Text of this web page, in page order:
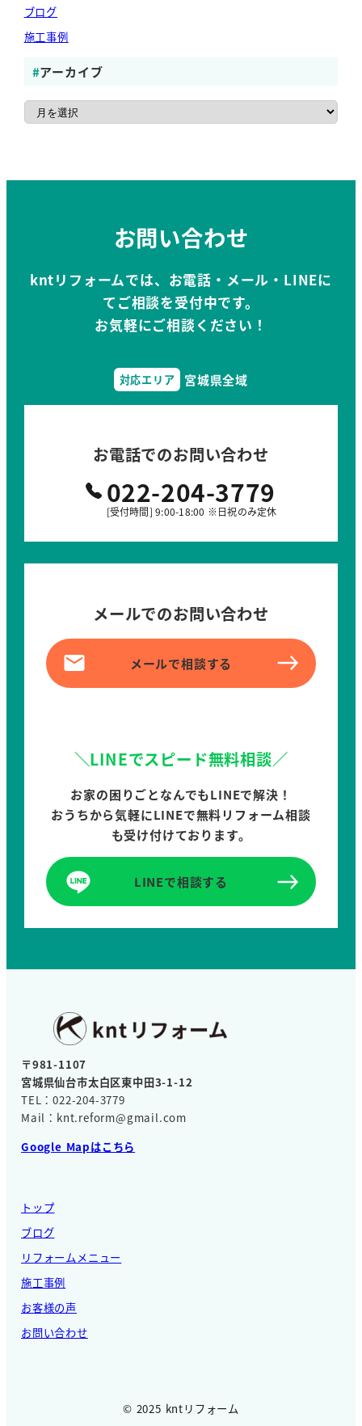
ブログ
施工事例
アーカイブ
ア
ー
ブ
お問い合わせ
kntリフォームでは、お電話・メール・LINEに
てご相談を受付中です。
お気軽にご相談ください！
対応エリア 宮城県全域
お電話でのお問い合わせ
022-204-3779
[受付時間] 9:00-18:00 ※日祝のみ定休
メールでのお問い合わせ
メールで相談する
＼LINEでスピード無料相談／
お家の困りごとなんでもLINEで解決！
おうちから気軽にLINEで無料リフォーム相談
も受け付けております。
LINEで相談する
〒981-1107
宮城県仙台市太白区東中田3-1-12
TEL：022-204-3779
Mail：knt.reform@gmail.com
Google Mapはこちら
トップ
ブログ
リフォームメニュー
施工事例
お客様の声
お問い合わせ
© 2025 kntリフォーム